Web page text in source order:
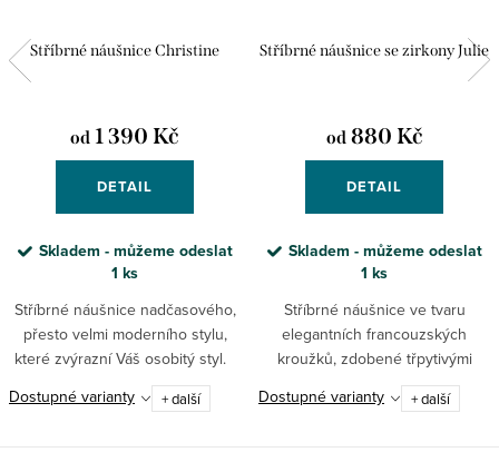
Stříbrné náušnice Christine
od 1 390 Kč
DETAIL
Skladem - můžeme odeslat
1 ks
Stříbrné náušnice nadčasového,
přesto velmi moderního stylu,
které zvýrazní Váš osobitý styl.
Dostupné varianty
+ další
Stříbrné náušnice se zirkony Julie
od 880 Kč
DETAIL
Skladem - můžeme odeslat
1 ks
Stříbrné náušnice ve tvaru
elegantních francouzských
kroužků, zdobené třpytivými
zirkony - nadčasové, nóbl a
přitom tak praktické! Každý váš
Dostupné varianty + další